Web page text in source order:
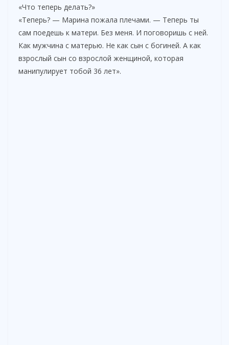
«Что теперь делать?»
«Теперь? — Марина пожала плечами. — Теперь ты
сам поедешь к матери. Без меня. И поговоришь с ней.
Как мужчина с матерью. Не как сын с богиней. А как
взрослый сын со взрослой женщиной, которая
манипулирует тобой 36 лет».